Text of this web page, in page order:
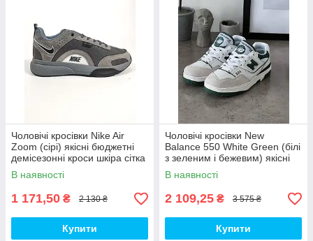
Чоловічі кросівки Nike Air
Zoom (сірі) якісні бюджетні
демісезонні кроси шкіра сітка
D426 топ
В наявності
1 171,50 ₴ 2 130 ₴
Купити
Чоловічі кросівки New
Balance 550 White Green (білі
з зеленим і бежевим) якісні
модні кроси NB020 топ
В наявності
2 109,25 ₴ 3 575 ₴
Купити